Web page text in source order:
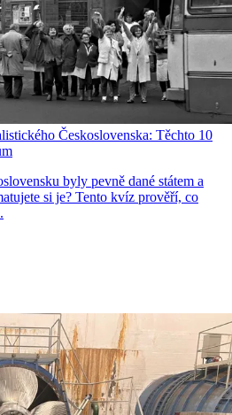
Československa: Těchto 10
byly pevně dané státem a
si je? Tento kvíz prověří, co